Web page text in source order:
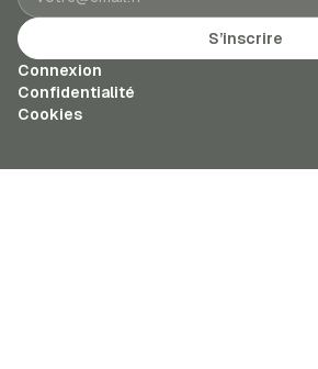
S’inscrire
Connexion
Confidentialité
Cookies